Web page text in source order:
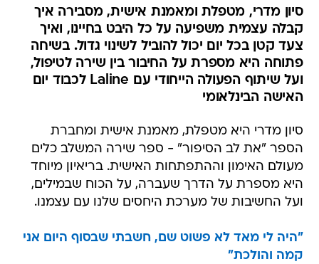
סיון מדרי, מטפלת ומאמנת אישית, מסבירה איך
קבלה עצמית משפיעה על כל היבט בחיינו, ואיך
צעד קטן בכל יום יכול להוביל לשינוי גדול. בשיחה
פתוחה היא מספרת על החיבור בין שירה לטיפול,
ועל שיתוף הפעולה הייחודי עם Laline לכבוד יום
האישה הבינלאומי
סיון מדרי היא מטפלת, מאמנת אישית ומחברת
הספר "את לב הסיפור" - ספר שירה המשלב כלים
מעולם האימון וההתפתחות האישית. בריאיון מיוחד
היא מספרת על הדרך שעברה, על הכוח שבמילים,
ועל החשיבות של מערכת היחסים שלנו עם עצמנו.
"היה לי מאד לא פשוט שם, חשבתי שבסוף היום אני
קמה והולכת"